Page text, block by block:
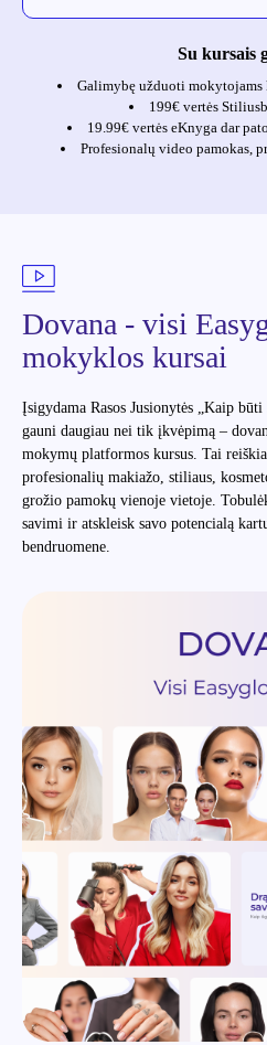
Su kursais
Galimybę užduoti mokytojams
199€ vertės
19.99€ vertės eKnyga dar
Profesionalų video pamokas,
Dovana - visi
mokyklos kursai
Įsigydama Rasos Jusionytės „Kaip būti
gauni daugiau nei tik įkvėpimą –
mokymų platformos kursus. Tai
profesionalių makiažo, stiliaus,
grožio pamokų vienoje vietoje.
savimi ir atskleisk savo potencialą
bendruomene.